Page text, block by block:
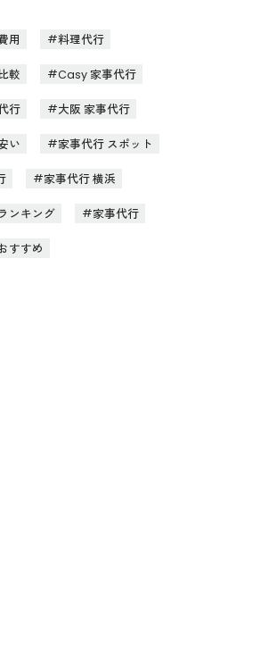
用 料理代行
較 Casy 家事代行
行 大阪 家事代行
い 家事代行 スポット
家事代行 横浜
ンキング 家事代行
すすめ